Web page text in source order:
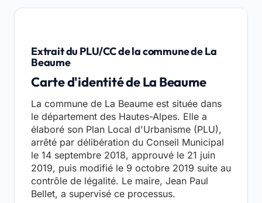
Extrait du PLU/CC de la commune de La
Beaume
Carte d'identité de La Beaume
La commune de La Beaume est située dans
le département des Hautes-Alpes. Elle a
élaboré son Plan Local d'Urbanisme (PLU),
arrêté par délibération du Conseil Municipal
le 14 septembre 2018, approuvé le 21 juin
2019, puis modifié le 9 octobre 2019 suite au
contrôle de légalité. Le maire, Jean Paul
Bellet, a supervisé ce processus.